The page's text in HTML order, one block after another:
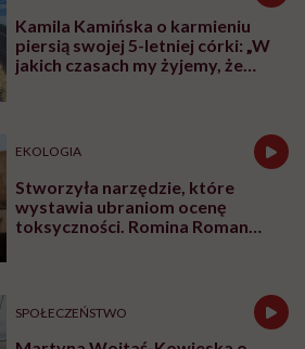
Ruch poprawia sprawność,
mięśnie i odporność,
przeciwstarzeniowo,
z bycia aktywnym fizycznie
Podobnie jak zaleceń
dotego, co i jak trenować. Jak
żeby to nam służyło?
Rzeczywiście, nie sposób
zalet aktywności fizycznej